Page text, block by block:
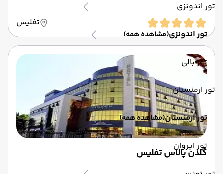
تور اندونزی
تور اندونزی(مشاهده همه)
تور بالی
تور ارمنستان
تور ارمنستان(مشاهده همه)
تور ایروان
تفلیس
گلدن پالاس تفلیس